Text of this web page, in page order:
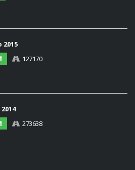
2015
127170
273638